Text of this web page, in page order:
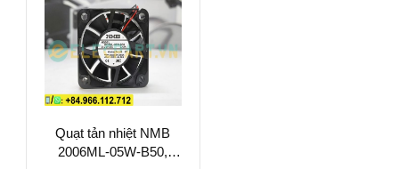
Quạt tản nhiệt NMB
2006ML-05W-B50,